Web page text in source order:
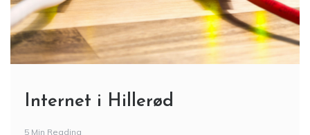
Internet i Hillerød
5 Min Reading